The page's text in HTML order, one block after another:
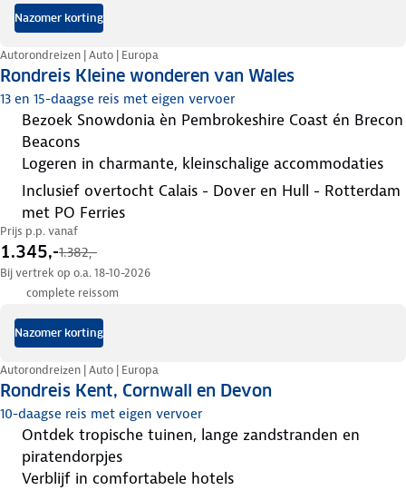
Nazomer korting
Rondreis Kleine wonderen van Wales
Autorondreizen | Auto | Europa
13 en 15-daagse reis met eigen vervoer
bezoek Snowdonia èn Pembrokeshire Coast én Brecon
Beacons
logeren in charmante, kleinschalige accommodaties
inclusief overtocht Calais - Dover en Hull - Rotterdam
met PO Ferries
Prijs p.p. vanaf
1.345,-1.382,-
Bij vertrek op o.a. 18-10-2026
complete reissom
Nazomer korting
Rondreis Kent, Cornwall en Devon
Autorondreizen | Auto | Europa
10-daagse reis met eigen vervoer
ontdek tropische tuinen, lange zandstranden en
piratendorpjes
verblijf in comfortabele hotels